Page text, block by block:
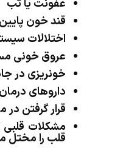
عفونت یا تب
قند خون پایین
اختلالات
عروق خونی
خونریزی در
داروهای
قرار گرفتن
مشکلات قلبی
قلب را مختل